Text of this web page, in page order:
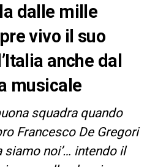
dalle mille
vivo il suo
anche dal
musicale
squadra quando
Francesco De Gregori
siamo noi’… intendo il